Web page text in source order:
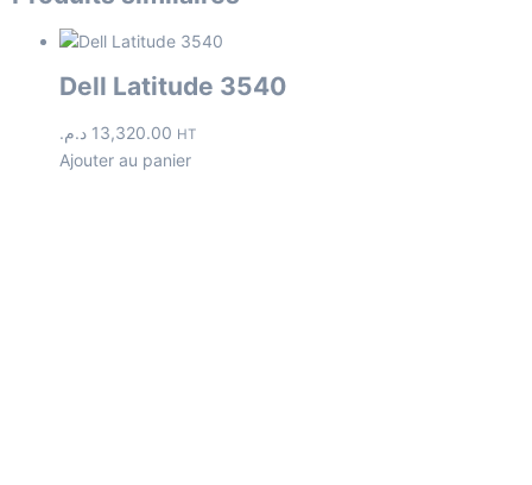
Dell Latitude 3540
13,320.00 د.م. HT
Ajouter au panier